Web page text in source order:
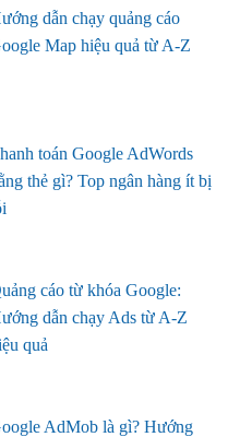
dẫn chạy quảng cáo
Map hiệu quả từ A-Z
toán Google AdWords
thẻ gì? Top ngân hàng ít bị
cáo từ khóa Google:
dẫn chạy Ads từ A-Z
quả
AdMob là gì? Hướng